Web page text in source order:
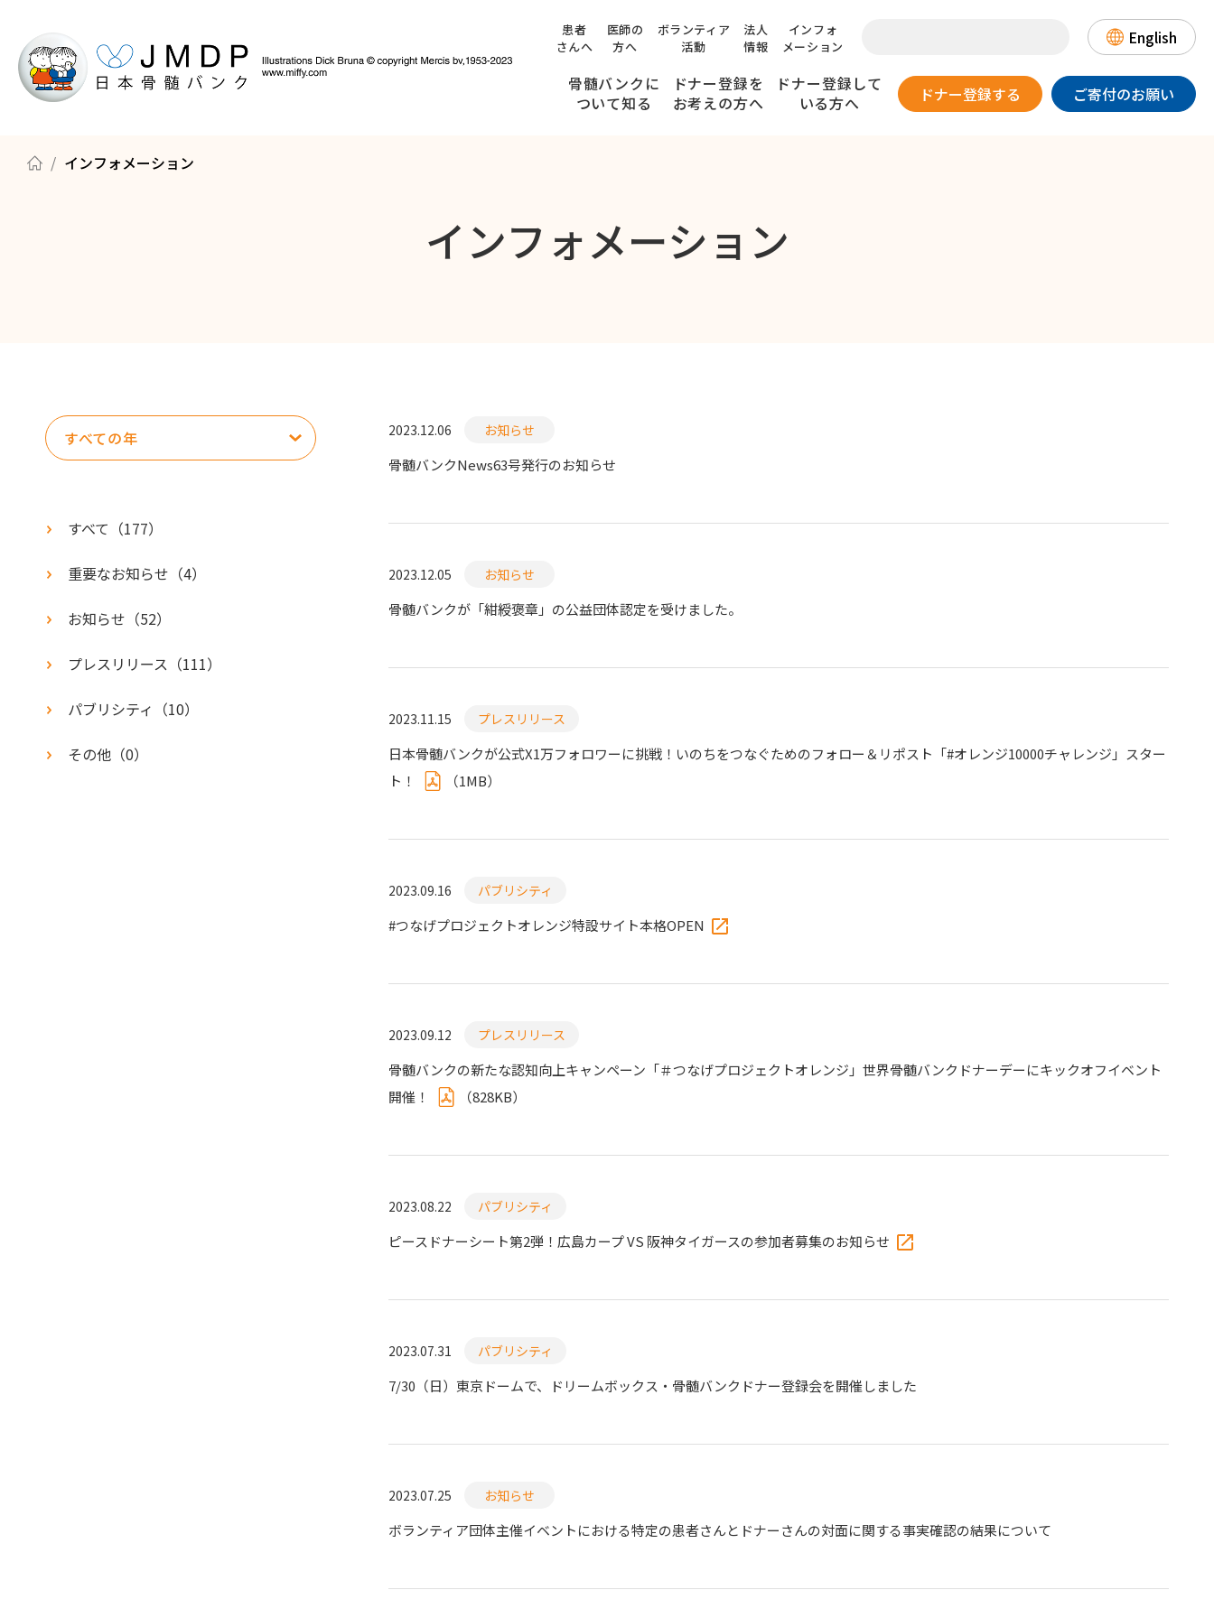
患者
さんへ
医師の
方へ
ボランティア
活動
法人
情報
インフォ
メーション
English
骨髄バンクに
ついて知る
骨髄バンクについて知る
ドナー登録を
お考えの方へ
ドナー登録の方法
登録受付窓口
ドナー登録して
いる方へ
骨髄・末梢血幹細胞の提供までのながれ
(適合通知を受け取られた方へ)
検査・面談ができる病院
ドナーのためのハンドブック
ドナー休暇制度 助成金 ドナー公欠制度
ドナー登録する ご寄付のお願い
インフォメーション
インフォメーション
すべての年
すべて（177）
重要なお知らせ （4）
お知らせ （52）
プレスリリース （111）
パブリシティ （10）
その他 （0）
2023.12.06 お知らせ
骨髄バンクNews63号発行のお知らせ
2023.12.05 お知らせ
骨髄バンクが「紺綬褒章」の公益団体認定を受けました。
2023.11.15 プレスリリース
日本骨髄バンクが公式X1万フォロワーに挑戦！いのちをつなぐためのフォロー＆リポスト「#オレンジ10000チャレンジ」スター
ト！
（1MB）
2023.09.16 パブリシティ
#つなげプロジェクトオレンジ特設サイト本格OPEN
2023.09.12 プレスリリース
骨髄バンクの新たな認知向上キャンペーン「＃つなげプロジェクトオレンジ」世界骨髄バンクドナーデーにキックオフイベント
開催！
（828KB）
2023.08.22 パブリシティ
ピースドナーシート第2弾！広島カープ VS 阪神タイガースの参加者募集のお知らせ
2023.07.31 パブリシティ
7/30（日）東京ドームで、ドリームボックス・骨髄バンクドナー登録会を開催しました
2023.07.25 お知らせ
ボランティア団体主催イベントにおける特定の患者さんとドナーさんの対面に関する事実確認の結果について